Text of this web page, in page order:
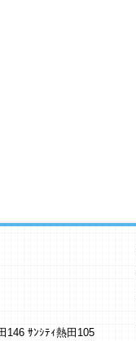
ｻﾝｼﾃｨ熱田105